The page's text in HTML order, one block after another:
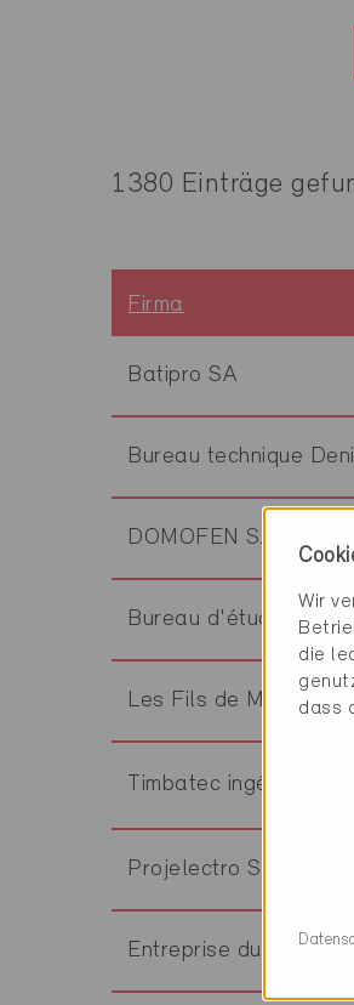
1380 Einträge
Firma
Batipro SA
Bureau technique
DOMOFEN SA
Bureau d'étude Jean
Les Fils de Marc
Timbatec ingénieurs
Projelectro SA
Entreprise du Gaz SA
Wir
die
dass